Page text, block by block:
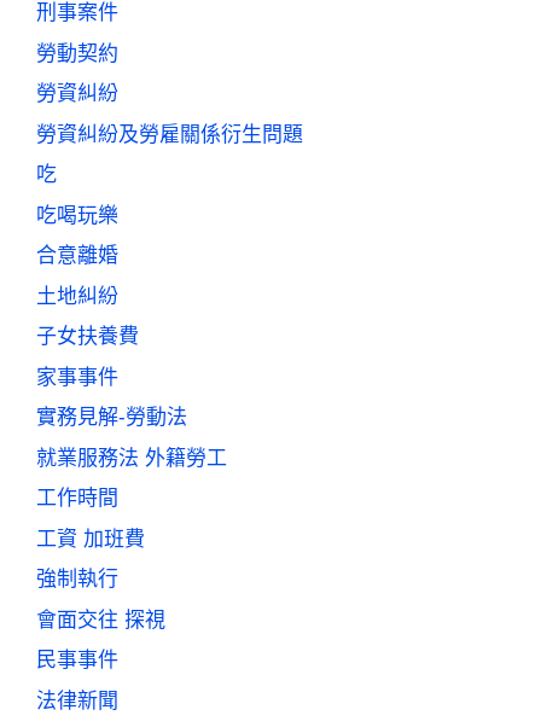
刑事案件
勞動契約
勞資糾紛
勞資糾紛及勞雇關係衍生問題
吃
吃喝玩樂
合意離婚
土地糾紛
子女扶養費
家事事件
實務見解-勞動法
就業服務法 外籍勞工
工作時間
工資 加班費
強制執行
會面交往 探視
民事事件
法律新聞